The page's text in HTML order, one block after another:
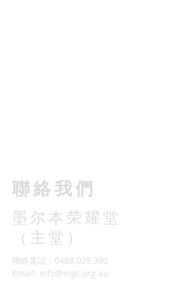
​聯絡我們
墨尔本荣耀堂
（主堂）
聯絡電話：0488 028 390
Email: info@mgc.org.au